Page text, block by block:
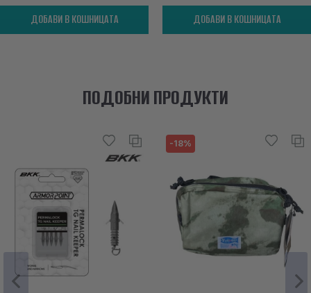
ДОБАВИ В КОШНИЦАТА ДОБАВИ В КОШНИЦАТА
ПОДОБНИ ПРОДУКТИ
-18%